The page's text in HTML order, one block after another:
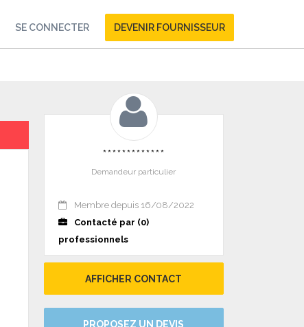
SE CONNECTER DEVENIR FOURNISSEUR
*************
Demandeur particulier
Membre depuis 16/08/2022
Contacté par (0)
professionnels
AFFICHER CONTACT
PROPOSEZ UN DEVIS